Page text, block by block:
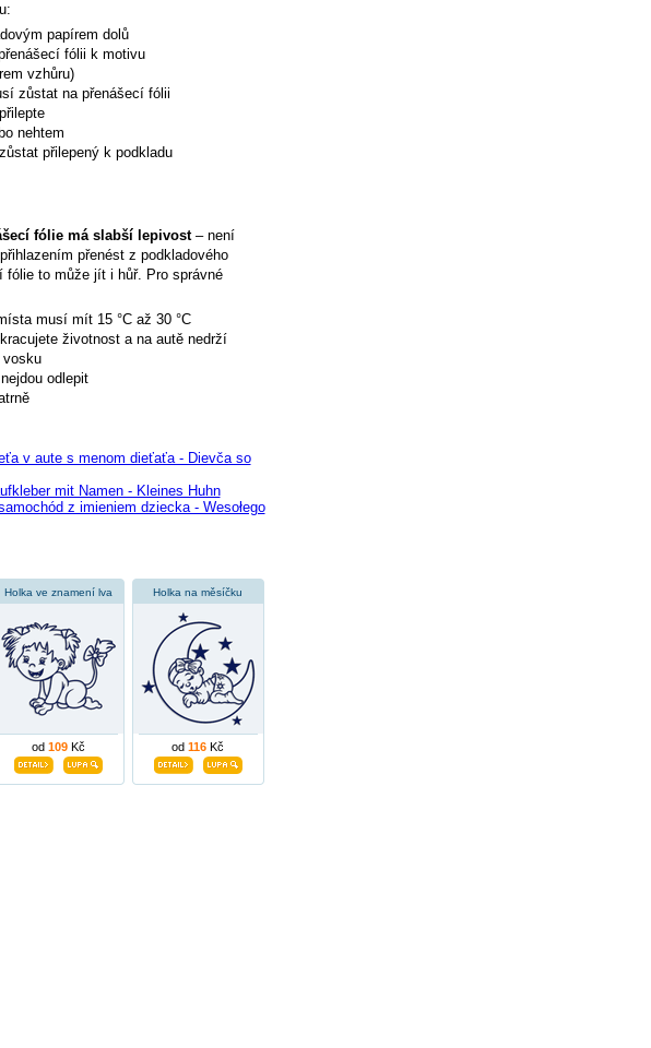
papírem dolů
fólii k motivu
vzhůru)
zůstat na přenášecí fólii
nehtem
přilepený k podkladu
fólie má slabší lepivost– není
přenést z podkladového
to může jít i hůř. Pro správné
musí mít 15 °C až 30 °C
životnost a na autě nedrží
vosku
odlepit
v aute s menom dieťaťa - Dievča so
mit Namen - Kleines Huhn
z imieniem dziecka - Wesołego
Holka ve znamení lva
od 109Kč
Holka na měsíčku
od 116 Kč